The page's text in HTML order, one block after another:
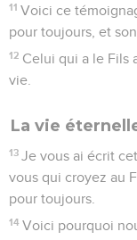
11 Voici ce
pour toujours, et
12 Celui qui a le Fils
vie.
La vie
13 Je vous ai écrit
vous qui croyez au
pour toujours.
14 Voici pourquoi